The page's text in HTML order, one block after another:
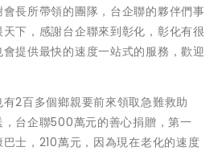
長所帶領的團隊，台企聯的夥伴們事
下，感謝台企聯來到彰化，彰化有很
提供最快的速度一站式的服務，歡迎
2百多個鄉親要前來領取急難救助
台企聯500萬元的善心捐贈，第一
士，210萬元，因為現在老化的速度